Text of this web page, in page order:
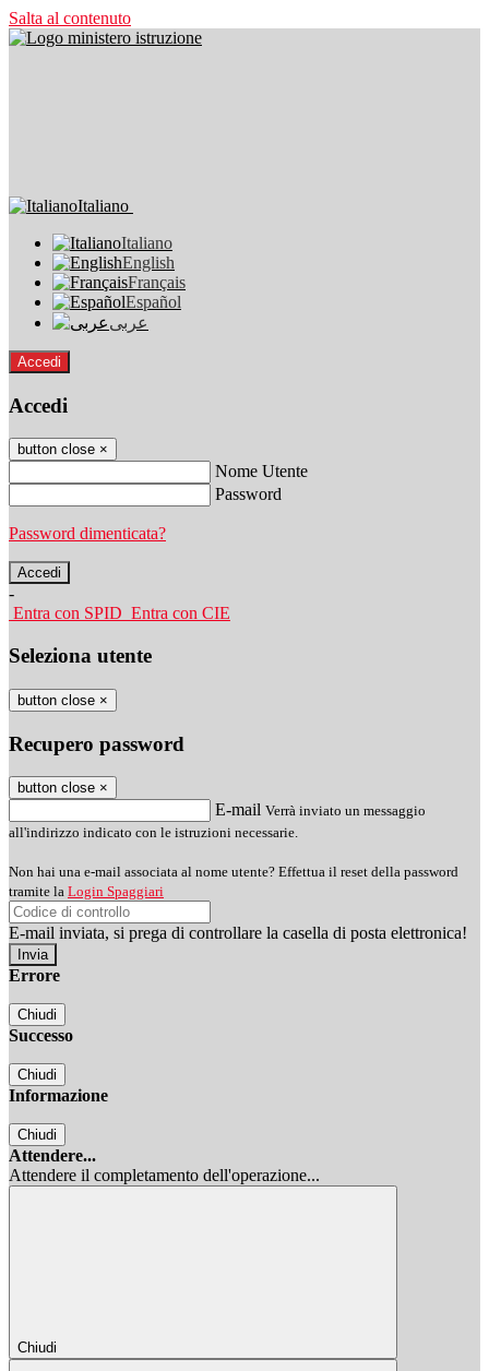
Salta al contenuto
Italiano
Italiano
English
Français
Español
عربى
Accedi
Accedi
button close ×
Nome Utente
Password
Password dimenticata?
-
Entra con SPID Entra con CIE
Seleziona utente
button close ×
Recupero password
button close ×
E-mail Verrà inviato un messaggio
all'indirizzo indicato con le istruzioni necessarie.
Non hai una e-mail associata al nome utente? Effettua il reset della password
tramite la Login Spaggiari
E-mail inviata, si prega di controllare la casella di posta elettronica!
Errore
Chiudi
Successo
Chiudi
Informazione
Chiudi
Attendere...
Attendere il completamento dell'operazione...
Chiudi